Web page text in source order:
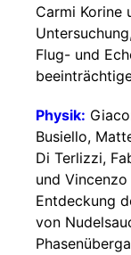
Carmi Korine
Flug- und
Physik:
Busiello,
Di Terlizzi,
und
Entdeckung
von